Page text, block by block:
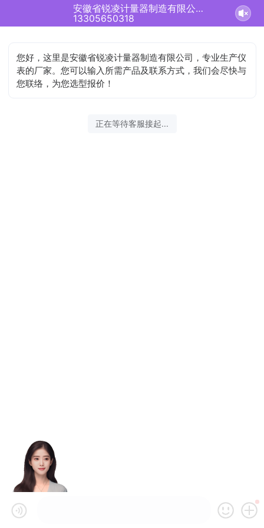
安徽省锐凌计量器制造有限公司正在为您服务
13305650318
您好，这里是安徽省锐凌计量器制造有限公司，专业生产仪
表的厂家。您可以输入所需产品及联系方式，我们会尽快与
您联络，为您选型报价！
正在等待客服接起...